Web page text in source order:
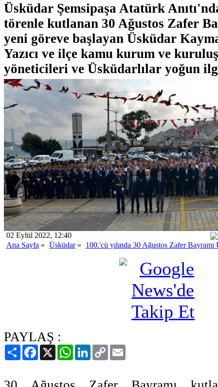
Üsküdar Şemsipaşa Atatürk
törenle kutlanan 30 Ağustos Zafer
yeni göreve başlayan Üsküdar
Yazıcı ve ilçe kamu kurum ve
yöneticileri ve Üsküdarlılar yoğun
02 Eylül 2022, 12:40
Ana Sayfa » Üsküdar» 100.'cü yılında 30 Ağustos Zafer
PAYLAŞ :
PaylaşFacebook
X WhatsAppLinkedIn
Copy
Link